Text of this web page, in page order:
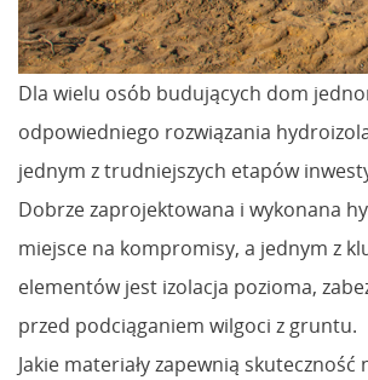
Dla wielu osób budujących dom
odpowiedniego rozwiązania
jednym z trudniejszych etapów
Dobrze zaprojektowana i wykonana
miejsce na kompromisy, a jednym z
elementów jest izolacja pozioma,
przed podciąganiem wilgoci z gruntu.
Jakie materiały zapewnią skuteczność